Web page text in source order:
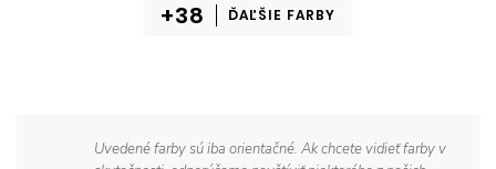
ĎAĽŠIE FARBY
Uvedené farby sú iba orientačné. Ak chcete vidieť farby v